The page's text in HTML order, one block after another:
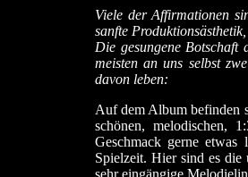
Viele der Affirmationen
sanfte
Die gesungene
meisten an uns selbst
davon leben:
Auf dem Album befinden
schönen, melodischen,
Geschmack gerne
Spielzeit. Hier sind es die
sehr eingängige